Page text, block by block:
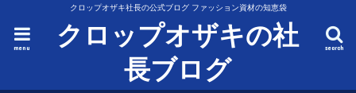
クロップオザキ社長の公式ブログ ファッション資材の知恵袋
クロップオザキの社
長ブログ
search
menu